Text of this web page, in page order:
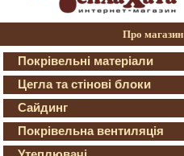
Про магазин
Покрівельні матеріали
Цегла та стінові блоки
Сайдинг
Покрівельна вентиляція